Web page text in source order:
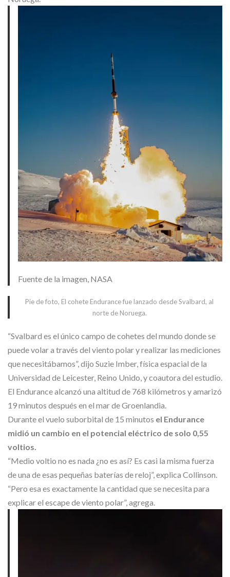
Fuente de la imagen, NASA
Pie de foto, El cohete Endurance fue lanzado desde Svalbard, al
norte de Noruega.
“Svalbard es el único campo de cohetes del mundo donde se
puede volar a través del viento polar y realizar las mediciones
que necesitábamos”, dijo Suzie Imber, física espacial de la
Universidad de Leicester, Reino Unido, y coautora del estudio.
El Endurance alcanzó una altitud de 768 kilómetros y amarizó
19 minutos después en el mar de Groenlandia.
Durante el vuelo suborbital de 15 minutos el Endurance
midió un cambio en el potencial eléctrico de solo 0,55
voltios.
“Medio voltio no es nada ¿no es así? Es casi la misma fuerza
de una de esas pequeñas baterías de reloj”, explica Collinson.
“Pero esa es exactamente la cantidad que se necesita para
explicar el escape de viento polar”, agrega.